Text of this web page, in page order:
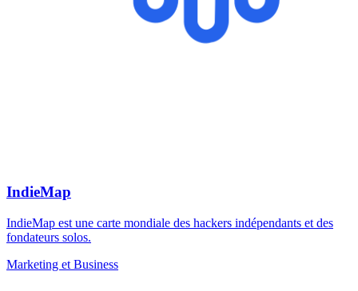
IndieMap
IndieMap est une carte mondiale des hackers indépendants et des
fondateurs solos.
Marketing et Business